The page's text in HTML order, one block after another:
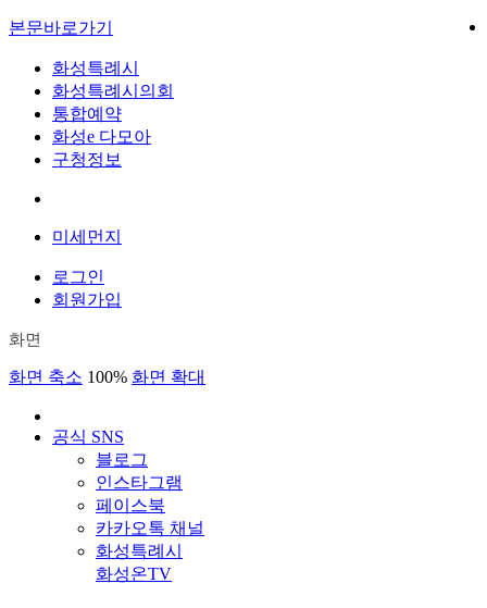
본문바로가기
화성특례시
화성특례시의회
통합예약
화성e 다모아
구청정보
미세먼지
로그인
회원가입
화면
화면 축소 100% 화면 확대
공식 SNS
블로그
인스타그램
페이스북
카카오톡 채널
화성특례시
화성온TV